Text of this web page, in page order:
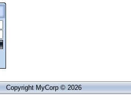
Copyright MyCorp © 2026